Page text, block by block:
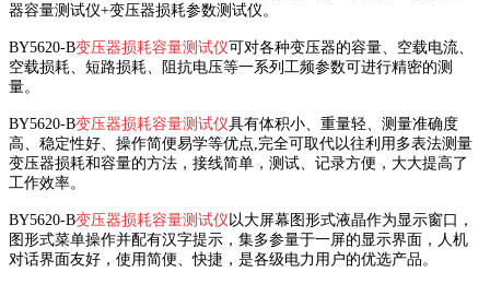
器容量测试仪+变压器损耗参数测试仪。
BY5620-B变压器损耗容量测试仪可对各种变压器的容量、空载电流、
空载损耗、短路损耗、阻抗电压等一系列工频参数可进行精密的测
量。
BY5620-B变压器损耗容量测试仪具有体积小、重量轻、测量准确度
高、稳定性好、操作简便易学等优点,完全可取代以往利用多表法测量
变压器损耗和容量的方法，接线简单，测试、记录方便，大大提高了
工作效率。
BY5620-B变压器损耗容量测试仪以大屏幕图形式液晶作为显示窗口，
图形式菜单操作并配有汉字提示，集多参量于一屏的显示界面，人机
对话界面友好，使用简便、快捷，是各级电力用户的优选产品。